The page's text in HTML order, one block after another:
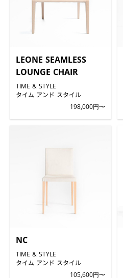
LEONE SEAMLESS
LOUNGE CHAIR
TIME & STYLE
タイム アンド スタイル
198,000円〜
NC
TIME & STYLE
タイム アンド スタイル
105,600円〜